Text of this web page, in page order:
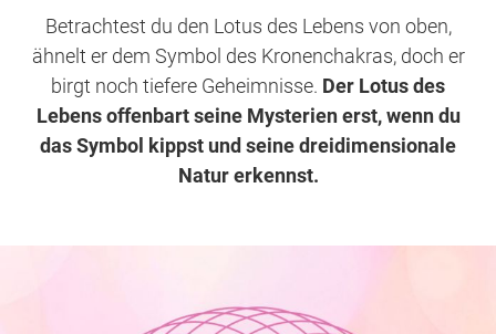
Betrachtest du den Lotus des Lebens von oben,
ähnelt er dem Symbol des Kronenchakras, doch er
birgt noch tiefere Geheimnisse. Der Lotus des
Lebens offenbart seine Mysterien erst, wenn du
das Symbol kippst und seine dreidimensionale
Natur erkennst.